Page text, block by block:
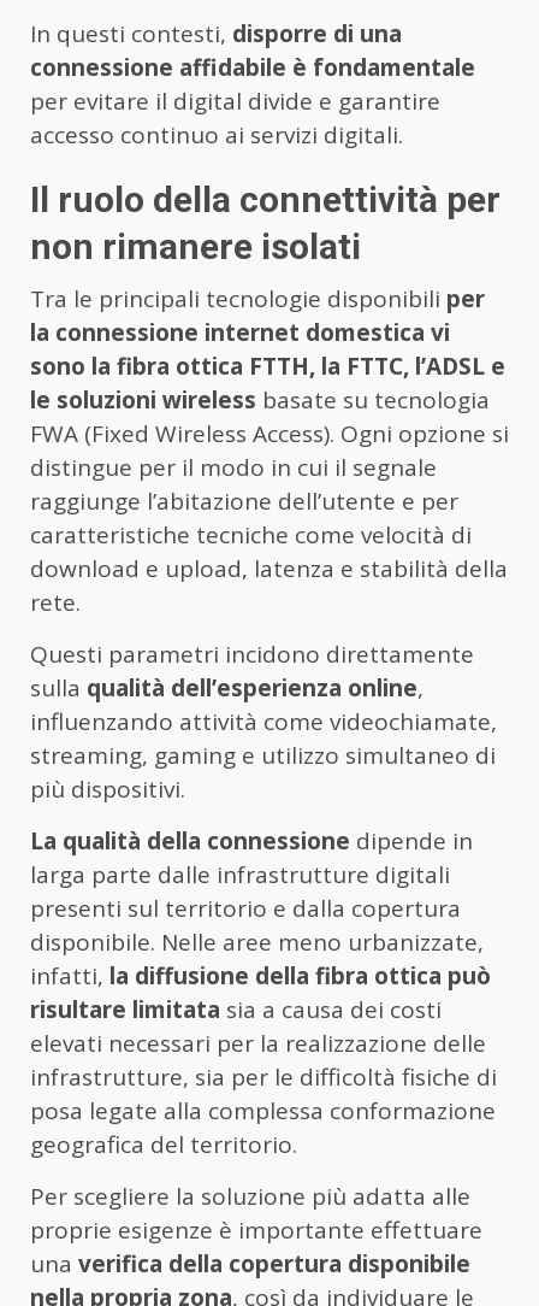
In questi contesti, disporre di una
connessione affidabile è fondamentale
per evitare il digital divide e garantire
accesso continuo ai servizi digitali.
Il ruolo della connettività per
non rimanere isolati
Tra le principali tecnologie disponibili per
la connessione internet domestica vi
sono la fibra ottica FTTH, la FTTC, l’ADSL e
le soluzioni wireless basate su tecnologia
FWA (Fixed Wireless Access). Ogni opzione si
distingue per il modo in cui il segnale
raggiunge l’abitazione dell’utente e per
caratteristiche tecniche come velocità di
download e upload, latenza e stabilità della
rete.
Questi parametri incidono direttamente
sulla qualità dell’esperienza online,
influenzando attività come videochiamate,
streaming, gaming e utilizzo simultaneo di
più dispositivi.
La qualità della connessione dipende in
larga parte dalle infrastrutture digitali
presenti sul territorio e dalla copertura
disponibile. Nelle aree meno urbanizzate,
infatti, la diffusione della fibra ottica può
risultare limitata sia a causa dei costi
elevati necessari per la realizzazione delle
infrastrutture, sia per le difficoltà fisiche di
posa legate alla complessa conformazione
geografica del territorio.
Per scegliere la soluzione più adatta alle
proprie esigenze è importante effettuare
una verifica della copertura disponibile
nella propria zona, così da individuare le